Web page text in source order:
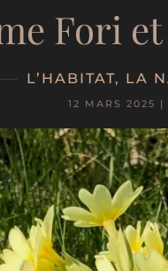
Fori
L’HABITAT, LA
12 MARS 2025 |